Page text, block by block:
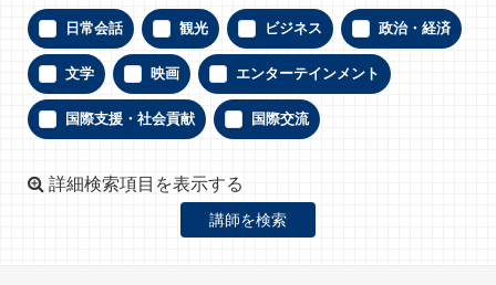
日常会話 観光 ビジネス 政治・経済
文学 映画 エンターテインメント
国際支援・社会貢献 国際交流
詳細検索項目を表示する